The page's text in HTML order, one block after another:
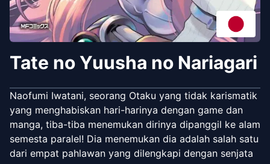
Tate no Yuusha no Nariagari
Naofumi Iwatani, seorang Otaku yang tidak karismatik
yang menghabiskan hari-harinya dengan game dan
manga, tiba-tiba menemukan dirinya dipanggil ke alam
semesta paralel! Dia menemukan dia adalah salah satu
dari empat pahlawan yang dilengkapi dengan senjata